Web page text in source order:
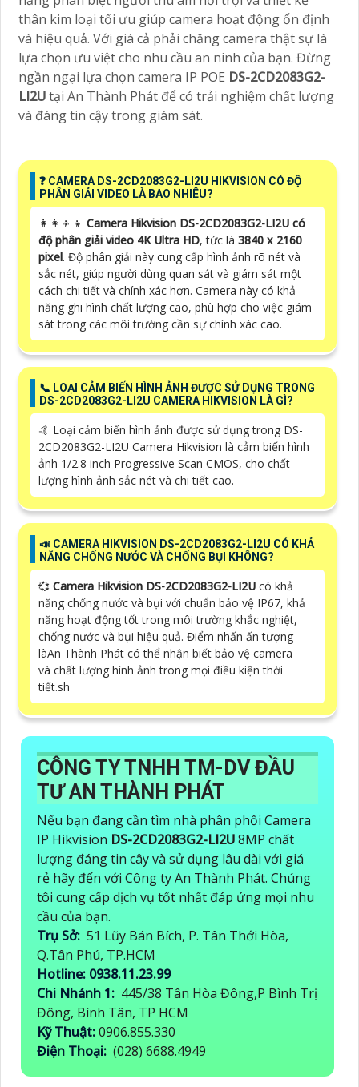
thân kim loại tối ưu giúp camera hoạt động ổn định
và hiệu quả. Với giá cả phải chăng camera thật sự là
lựa chọn ưu việt cho nhu cầu an ninh của bạn. Đừng
ngần ngại lựa chọn camera IP POE DS-2CD2083G2-
LI2Utại An Thành Phát để có trải nghiệm chất lượng
và đáng tin cậy trong giám sát.
️❓ CAMERA DS-2CD2083G2-LI2U HIKVISION CÓ ĐỘ
PHÂN GIẢI VIDEO LÀ BAO NHIÊU?
👩‍👩‍👦‍👦 Camera Hikvision DS-2CD2083G2-LI2U có
độ phân giải video 4K Ultra HD, tức là 3840 x 2160
pixel. Độ phân giải này cung cấp hình ảnh rõ nét và
sắc nét, giúp người dùng quan sát và giám sát một
cách chi tiết và chính xác hơn. Camera này có khả
năng ghi hình chất lượng cao, phù hợp cho việc giám
sát trong các môi trường cần sự chính xác cao.
📞 LOẠI CẢM BIẾN HÌNH ẢNH ĐƯỢC SỬ DỤNG TRONG
DS-2CD2083G2-LI2U CAMERA HIKVISION LÀ GÌ?
🤙 Loại cảm biến hình ảnh được sử dụng trong DS-
2CD2083G2-LI2U Camera Hikvision là cảm biến hình
ảnh 1/2.8 inch Progressive Scan CMOS, cho chất
lượng hình ảnh sắc nét và chi tiết cao.
📣 CAMERA HIKVISION DS-2CD2083G2-LI2U CÓ KHẢ
NĂNG CHỐNG NƯỚC VÀ CHỐNG BỤI KHÔNG?
💞 Camera Hikvision DS-2CD2083G2-LI2U có khả
năng chống nước và bụi với chuẩn bảo vệ IP67, khả
năng hoạt động tốt trong môi trường khắc nghiệt,
chống nước và bụi hiệu quả. Điểm nhấn ấn tượng
làAn Thành Phát có thể nhận biết bảo vệ camera
và chất lượng hình ảnh trong mọi điều kiện thời
tiết.sh
CÔNG TY TNHH TM-DV ĐẦU
TƯ AN THÀNH PHÁT
Nếu bạn đang cần tìm nhà phân phối Camera
IP Hikvision DS-2CD2083G2-LI2U8MP chất
lượng đáng tin cây và sử dụng lâu dài với giá
rẻ hãy đến với Công ty An Thành Phát. Chúng
tôi cung cấp dịch vụ tốt nhất đáp ứng mọi nhu
cầu của bạn.
Trụ Sở: 51 Lũy Bán Bích, P. Tân Thới Hòa,
Q.Tân Phú, TP.HCM
Hotline: 0938.11.23.99
Chi Nhánh 1: 445/38 Tân Hòa Đông,P Bình Trị
Đông, Bình Tân, TP HCM
Kỹ Thuật:0906.855.330
Điện Thoại: (028) 6688.4949